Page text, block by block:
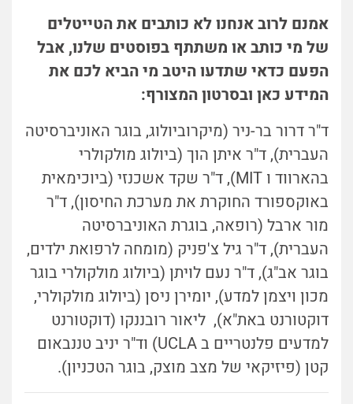
אמנם לרוב אנחנו לא כותבים את הטייטלים
של מי כותב או משתתף בפוסטים שלנו, אבל
הפעם כדאי שתדעו היטב מי הביא לכם את
המידע כאן ובסרטון המצורף:
ד"ר דרור בר-ניר (מיקרוביולוג, בוגר האוניברסיטה
העברית), ד"ר איתן הוך (ביולוג מולקולרי
בהארווד ו MIT), ד"ר שקד אשכנזי (ביוכימאית
באוקספורד החוקרת את מערכת החיסון), ד"ר
מור ארבל (רופאה, בוגרת האוניברסיטה
העברית), ד"ר גיל צ'פניק (מומחה לרפואת ילדים,
בוגר אב"ג), ד"ר נעם לויתן (ביולוג מולקולרי בוגר
מכון ויצמן למדע), יומירן ניסן (ביולוג מולקולרי,
דוקטורנט באת"א), ליאור רובננקו (דוקטורנט
למדעים פלנטריים ב UCLA) וד"ר יניב טננבאום
קטן (פיזיקאי של מצב מוצק, בוגר הטכניון).